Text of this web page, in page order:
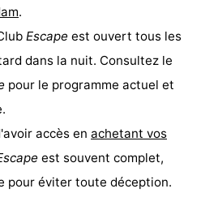
.
Escape est ouvert tous les
dans la nuit. Consultez le
pour le programme actuel et
accès en achetant vos
est souvent complet,
pour éviter toute déception.